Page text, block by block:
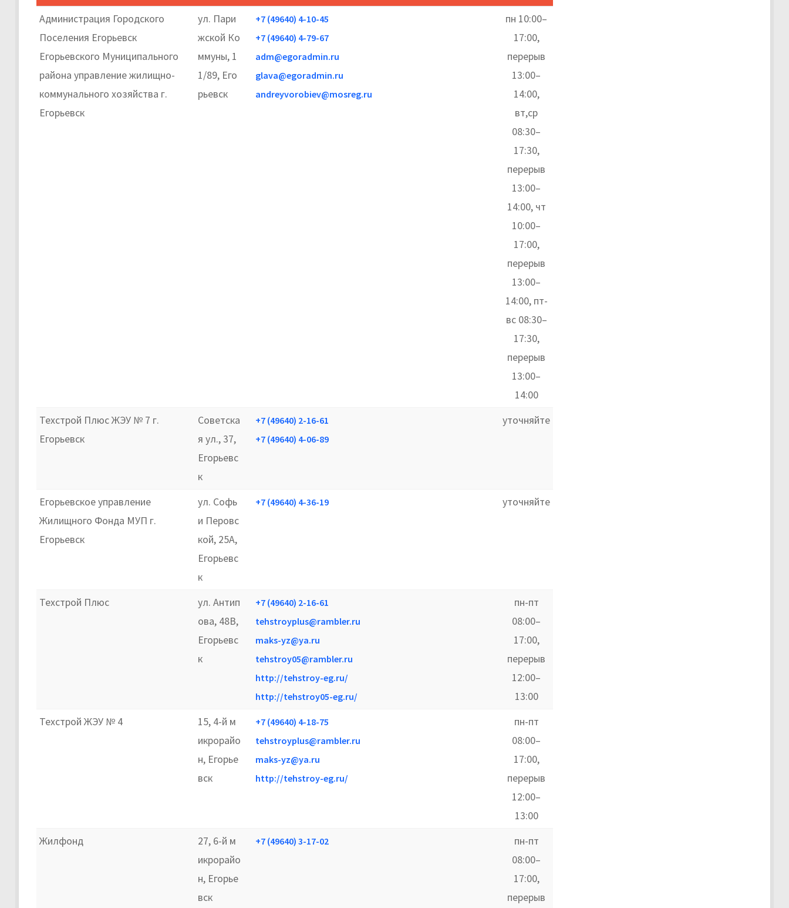
Администрация Городского
Поселения Егорьевск
Егорьевского Муниципального
района управление жилищно-
коммунального хозяйства г.
Егорьевск
ул. Пари
жской Ко
ммуны, 1
1/89, Его
рьевск
+7 (49640) 4-10-45
+7 (49640) 4-79-67
adm@egoradmin.ru
glava@egoradmin.ru
andreyvorobiev@mosreg.ru
пн 10:00–
17:00,
перерыв
13:00–
14:00,
вт,ср
08:30–
17:30,
перерыв
13:00–
14:00, чт
10:00–
17:00,
перерыв
13:00–
14:00, пт-
вс 08:30–
17:30,
перерыв
13:00–
14:00
Техстрой Плюс ЖЭУ № 7 г.
Егорьевск
Советска
я ул., 37,
Егорьевс
к
+7 (49640) 2-16-61
+7 (49640) 4-06-89
уточняйте
Егорьевское управление
Жилищного Фонда МУП г.
Егорьевск
ул. Софь
и Перовс
кой, 25А,
Егорьевс
к
+7 (49640) 4-36-19 уточняйте
Техстрой Плюс
ул. Антип
ова, 48В,
Егорьевс
к
+7 (49640) 2-16-61
tehstroyplus@rambler.ru
maks-yz@ya.ru
tehstroy05@rambler.ru
http://tehstroy-eg.ru/
http://tehstroy05-eg.ru/
пн-пт
08:00–
17:00,
перерыв
12:00–
13:00
Техстрой ЖЭУ № 4
15, 4-й м
икрорайо
н, Егорье
вск
+7 (49640) 4-18-75
tehstroyplus@rambler.ru
maks-yz@ya.ru
http://tehstroy-eg.ru/
пн-пт
08:00–
17:00,
перерыв
12:00–
13:00
Жилфонд
27, 6-й м
икрорайо
н, Егорье
вск
+7 (49640) 3-17-02
пн-пт
08:00–
17:00,
перерыв